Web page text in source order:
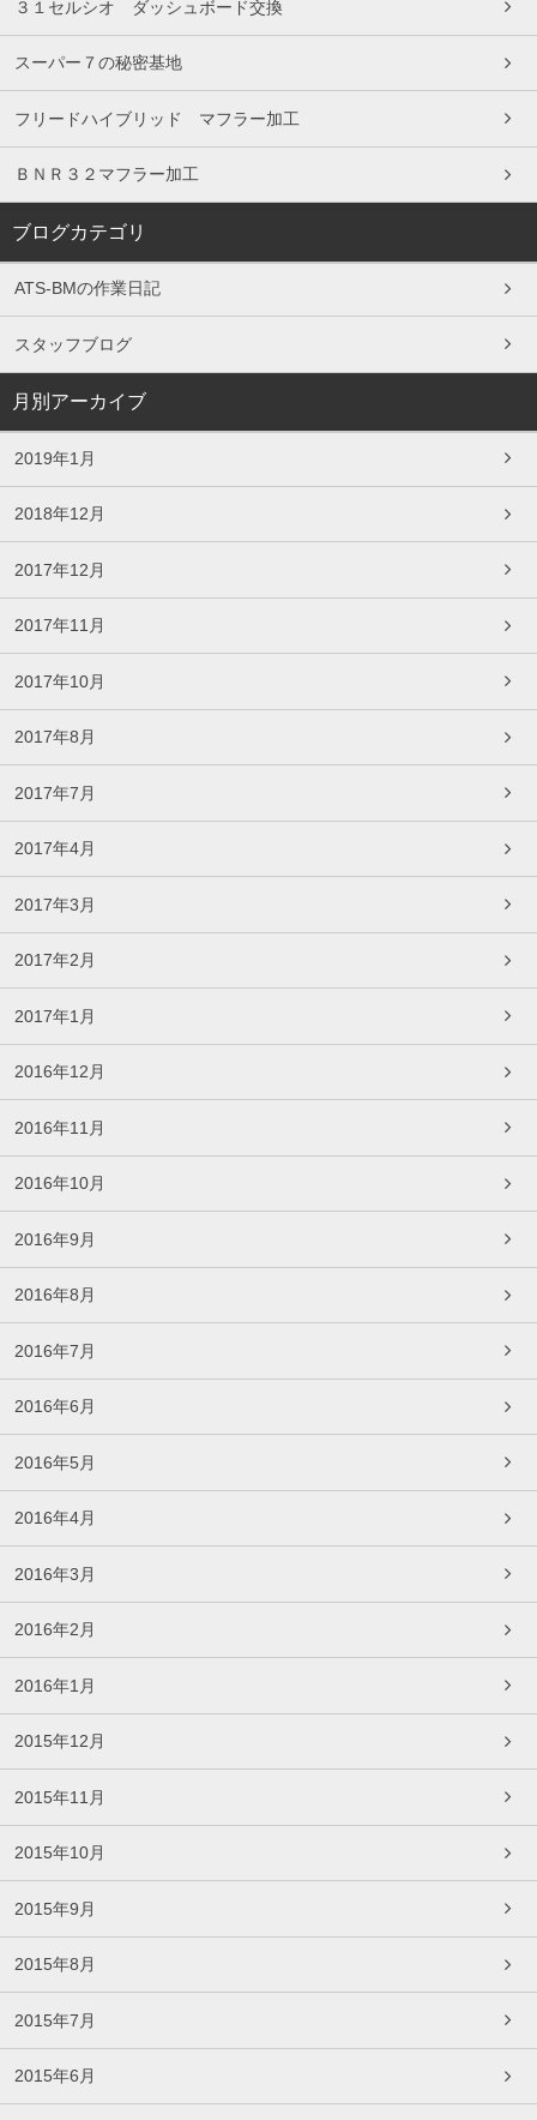
３１セルシオ ダッシュボード交換
スーパー７の秘密基地
フリードハイブリッド マフラー加工
ＢＮＲ３２マフラー加工
ブログカテゴリ
ATS-BMの作業日記
スタッフブログ
月別アーカイブ
2019年1月
2018年12月
2017年12月
2017年11月
2017年10月
2017年8月
2017年7月
2017年4月
2017年3月
2017年2月
2017年1月
2016年12月
2016年11月
2016年10月
2016年9月
2016年8月
2016年7月
2016年6月
2016年5月
2016年4月
2016年3月
2016年2月
2016年1月
2015年12月
2015年11月
2015年10月
2015年9月
2015年8月
2015年7月
2015年6月